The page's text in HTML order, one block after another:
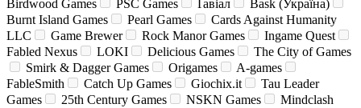
Birdwood Games
PSC Games Ґавіал
Bask (Україна)
Burnt Island Games
Pearl Games
Cards Against Humanity
LLC
Game Brewer Rock Manor Games
Ingame Quest
Fabled Nexus
LOKI Delicious Games
The City of Games
Smirk & Dagger Games
Origames
A-games
FableSmith
Catch Up Games Giochix.it
Tau Leader
Games
25th Century Games NSKN Games
Mindclash